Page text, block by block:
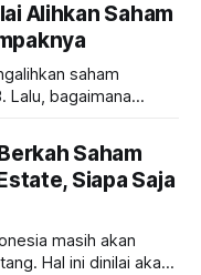
Alihkan Saham
saham
Lalu, bagaimana
Saham
Siapa Saja
masih akan
Hal ini dinilai akan